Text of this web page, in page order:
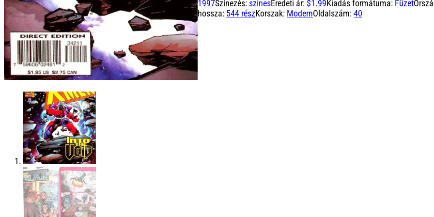
1997Színezés: színesEredeti ár: $1.99Kiadás formátuma: Füzet
hossza: 544 részKorszak: ModernOldalszám:40